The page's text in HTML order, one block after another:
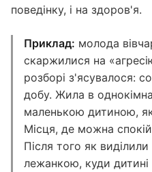
поведінку, і на здоров'я.
Приклад: молода
скаржилися на
розборі з'ясувалося:
добу. Жила в
маленькою дитиною,
Місця, де можна
Після того як
лежанкою, куди дитині